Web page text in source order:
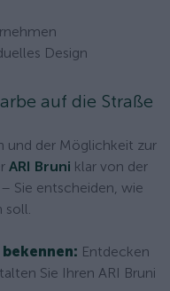
Design
auf die Straße
und der Möglichkeit zur
ARI Bruni klar von der
Sie entscheiden, wie
soll.
Entdecken
Sie Ihren ARI Bruni